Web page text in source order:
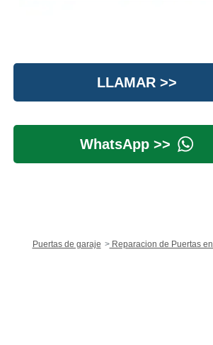
LLAMAR >>
WhatsApp >>
Puertas de garaje Reparacion de Puertas